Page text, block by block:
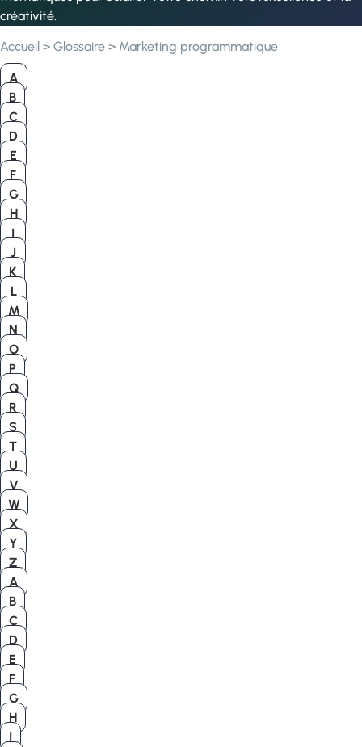
créativité.
Accueil > Glossaire > Marketing programmatique
A
B
C
D
E
F
G
H
I
J
K
L
M
N
O
P
Q
R
S
T
U
V
W
X
Y
Z
A
B
C
D
E
F
G
H
I